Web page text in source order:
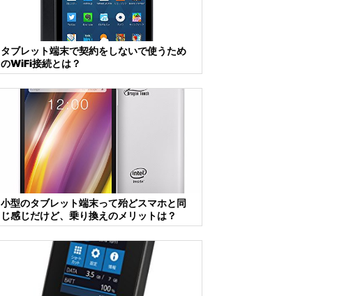
タブレット端末で契約をしないで使うため
のWiFi接続とは？
小型のタブレット端末って殆どスマホと同
じ感じだけど、乗り換えのメリットは？